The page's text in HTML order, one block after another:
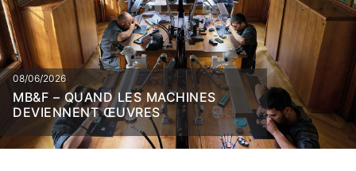
08/06/2026
MB&F – QUAND LES MACHINES
DEVIENNENT ŒUVRES